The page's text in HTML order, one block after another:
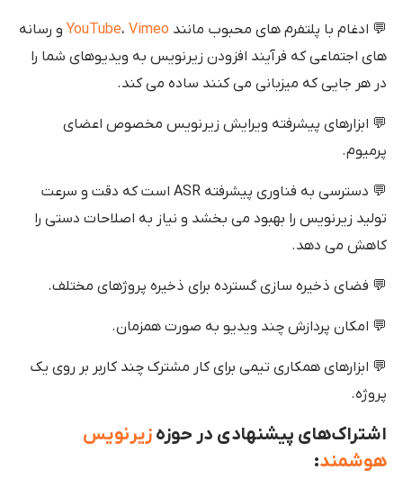
💬 ادغام با پلتفرم های محبوب مانند YouTube،Vimeo
و رسانه
های اجتماعی که فرآیند افزودن زیرنویس به ویدیوهای شما را
در هر جایی که میزبانی می کنند ساده می کند.
💬 ابزارهای پیشرفته ویرایش زیرنویس مخصوص اعضای
پرمیوم.
💬 دسترسی به فناوری پیشرفته ASR است که دقت و سرعت
تولید زیرنویس را بهبود می بخشد و نیاز به اصلاحات دستی را
کاهش می دهد.
💬 فضای ذخیره سازی گسترده برای ذخیره پروژهای مختلف.
💬 امکان پردازش چند ویدیو به صورت همزمان.
💬 ابزارهای همکاری تیمی برای کار مشترک چند کاربر بر روی یک
پروژه.
اشتراک‌های پیشنهادی در حوزهزیرنویس
هوشمند: